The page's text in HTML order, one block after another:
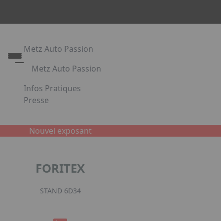
Metz Auto Passion
Metz Auto Passion
Le rendez-vous des passionnés d'automobile
Metz Auto Passion en images
Infos Pratiques
Presse
Nouvel exposant
FORITEX
STAND 6D34